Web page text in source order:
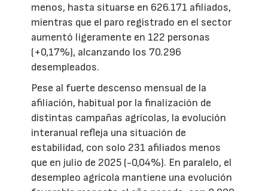
menos, hasta situarse en 626.171 afiliados,
mientras que el paro registrado en el sector
aumentó ligeramente en 122 personas
(+0,17%), alcanzando los 70.296
desempleados.
Pese al fuerte descenso mensual de la
afiliación, habitual por la finalización de
distintas campañas agrícolas, la evolución
interanual refleja una situación de
estabilidad, con solo 231 afiliados menos
que en julio de 2025 (-0,04%). En paralelo, el
desempleo agrícola mantiene una evolución